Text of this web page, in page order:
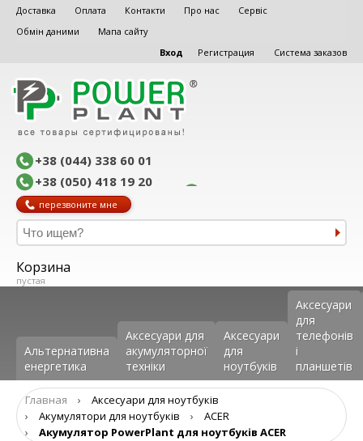
Доставка Оплата Контакти Про нас
Сервіс
Обмін даними
Мапа сайту
Вход
Регистрация Система заказов
+38 (044) 338 60 01
+38 (050) 418 19 20
перезвоните мне
Корзина
пустая
Альтернативна
енергетика
Аксесуари для
акумуляторної
техніки
Аксесуари
для
ноутбуків
Аксеcуари
для
телефонів
і
планшетів
Главная ›
Аксесуари для ноутбуків
›
Aкумулятори для ноутбуків ›
ACER
›
Акумулятор PowerPlant для ноутбуків ACER